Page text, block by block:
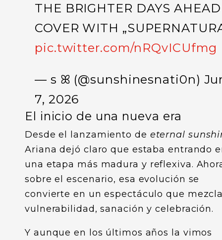
THE BRIGHTER DAYS AHEAD
COVER WITH
pic.twitter.com/nRQvICUfmg
— s ꕤ (@sunshinesnati0n)
7, 2026
El inicio de una nueva era
Desde el lanzamiento de eternal
Ariana dejó claro que estaba entrando
una etapa más madura y reflexiva.
sobre el escenario, esa evolución se
convierte en un espectáculo que
vulnerabilidad, sanación y celebración.
Y aunque en los últimos años la vimos